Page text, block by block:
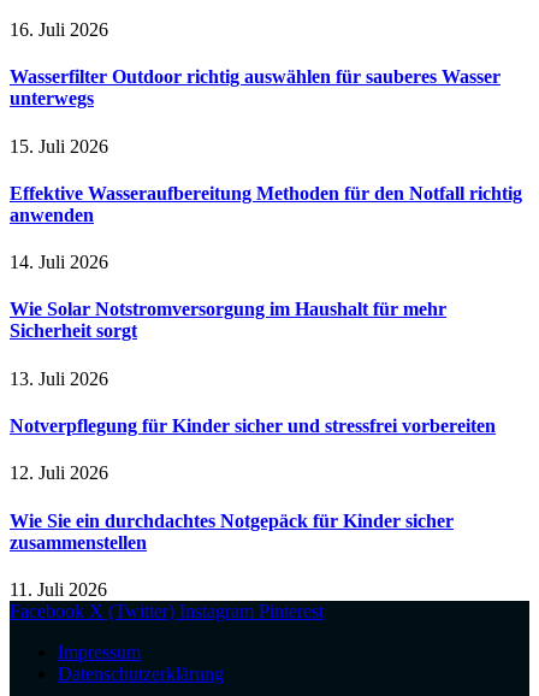
16. Juli 2026
Wasserfilter Outdoor richtig auswählen für sauberes Wasser
unterwegs
15. Juli 2026
Effektive Wasseraufbereitung Methoden für den Notfall richtig
anwenden
14. Juli 2026
Wie Solar Notstromversorgung im Haushalt für mehr
Sicherheit sorgt
13. Juli 2026
Notverpflegung für Kinder sicher und stressfrei vorbereiten
12. Juli 2026
Wie Sie ein durchdachtes Notgepäck für Kinder sicher
zusammenstellen
11. Juli 2026
Facebook X (Twitter) Instagram Pinterest
Impressum
Datenschutzerklärung